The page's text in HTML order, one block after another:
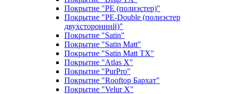
Покрытие "PE (полиэстер)"
Покрытие "PE-Double (полиэстер
двухсторонний)"
Покрытие "Satin"
Покрытие "Satin Мatt"
Покрытие "Satin Matt TX"
Покрытие "Atlas X"
Покрытие "PurPro"
Покрытие "Rooftop Бархат"
Покрытие "Velur X"